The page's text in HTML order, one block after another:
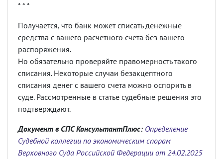
* * *
Получается, что банк может списать денежные
средства с вашего расчетного счета без вашего
распоряжения.
Но обязательно проверяйте правомерность такого
списания. Некоторые случаи безакцептного
списания денег с вашего счета можно оспорить в
суде. Рассмотренные в статье судебные решения это
подтверждают.
Документ в СПС КонсультантПлюс: Определение
Судебной коллегии по экономическим спорам
Верховного Суда Российской Федерации от 24.02.2025